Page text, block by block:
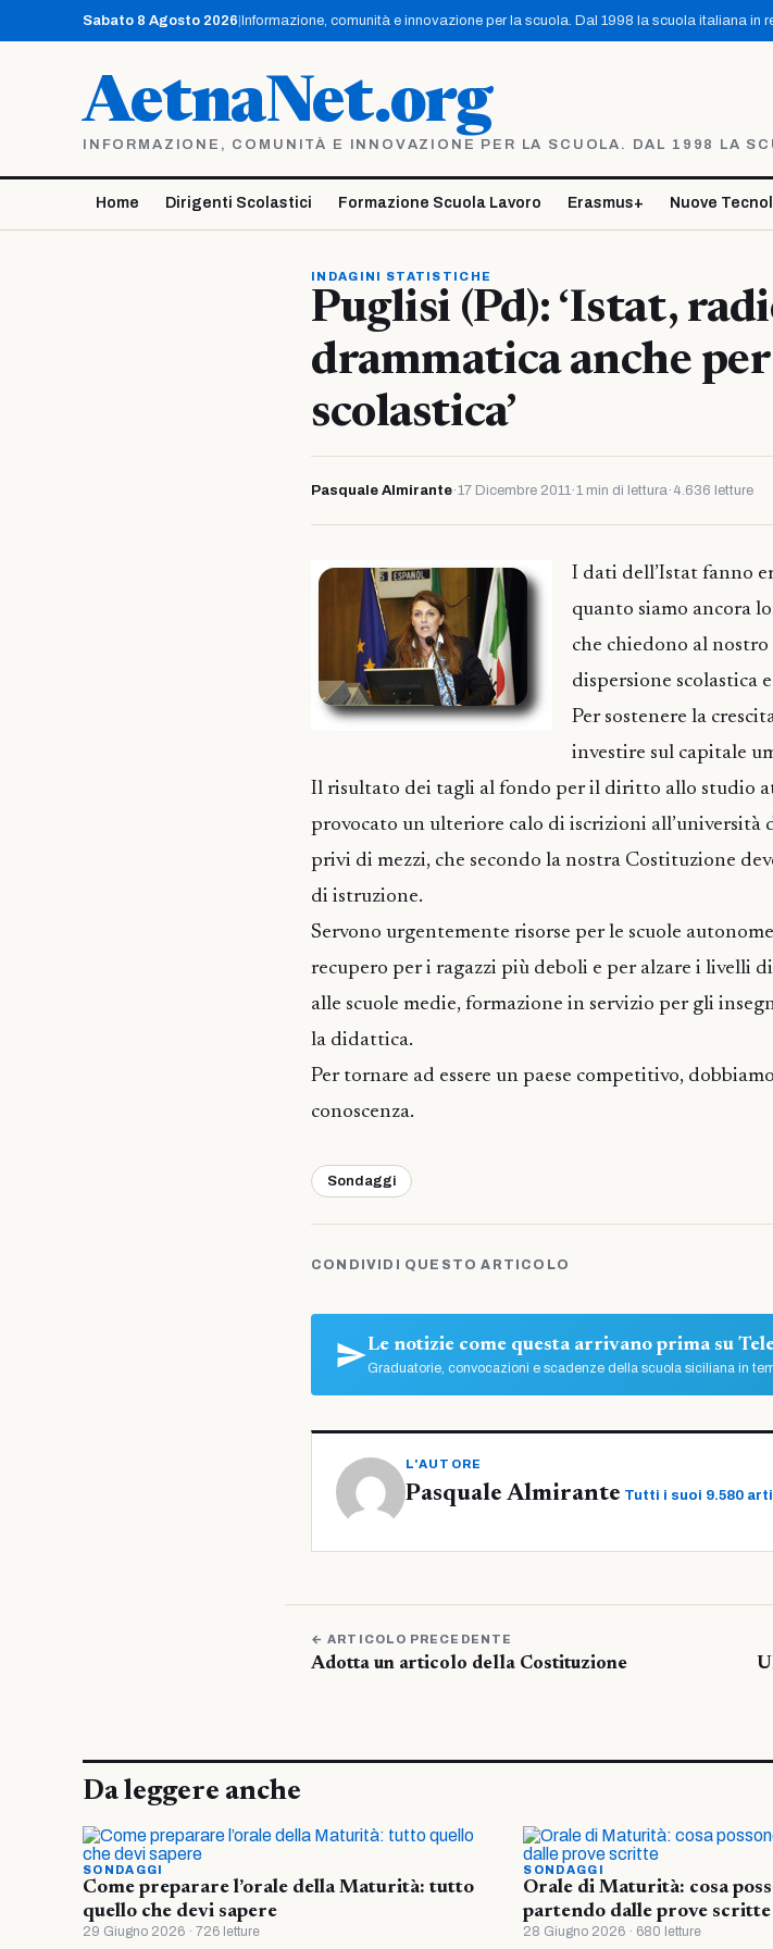
contenuto
Sabato 8 Agosto 2026 Informazione, comunità e innovazione per la scuola. Dal 1998 la scuola italiana in
AetnaNet.org
INFORMAZIONE, COMUNITÀ E INNOVAZIONE PER LA SCUOLA. DAL 1998 LA
Home Dirigenti Scolastici Formazione Scuola Lavoro Erasmus+ Nuove
INDAGINI STATISTICHE
Puglisi (Pd): ‘Istat,
drammatica anche
scolastica’
Pasquale Almirante·17 Dicembre 2011·1 min di lettura· 4.636 letture
I dati dell’Istat fanno
quanto siamo ancora
che chiedono al nostro
dispersione scolastica
Per sostenere la
investire sul capitale
Il risultato dei tagli al fondo per il diritto allo studio
provocato un ulteriore calo di iscrizioni all’università
privi di mezzi, che secondo la nostra Costituzione
di istruzione.
Servono urgentemente risorse per le scuole
recupero per i ragazzi più deboli e per alzare i livelli
alle scuole medie, formazione in servizio per gli
la didattica.
Per tornare ad essere un paese competitivo,
conoscenza.
Sondaggi
CONDIVIDI QUESTO ARTICOLO
Le notizie come questa arrivano prima su
Graduatorie, convocazioni e scadenze della scuola siciliana in
L'AUTORE
Pasquale Almirante Tutti i suoi 9.580
← ARTICOLO PRECEDENTE
Adotta un articolo della Costituzione
Da leggere anche
SONDAGGI
Come preparare l’orale della Maturità: tutto
quello che devi sapere
29 Giugno 2026 · 726 letture
SONDAGGI
Orale di Maturità: cosa
partendo dalle prove scritte
28 Giugno 2026 · 680 letture